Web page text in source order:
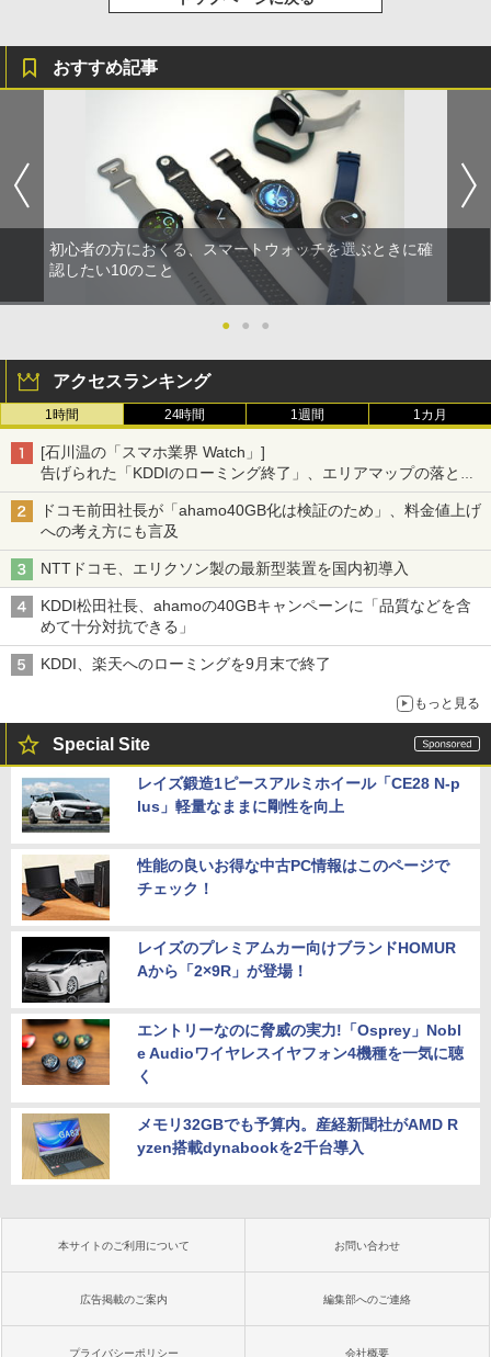
おすすめ記事
初心者の方におくる、スマートウォッチを選ぶときに確
認したい10のこと
● ● ●
アクセスランキング
1時間 24時間 1週間 1カ月
[石川温の「スマホ業界 Watch」]
告げられた「KDDIのローミング終了」、エリアマップの落とし
穴と楽天モバイルの課題
ドコモ前田社長が「ahamo40GB化は検証のため」、料金値上げ
への考え方にも言及
NTTドコモ、エリクソン製の最新型装置を国内初導入
KDDI松田社長、ahamoの40GBキャンペーンに「品質などを含
めて十分対抗できる」
KDDI、楽天へのローミングを9月末で終了
もっと見る
Special Site
レイズ鍛造1ピースアルミホイール「CE28 N-p
lus」軽量なままに剛性を向上
性能の良いお得な中古PC情報はこのページで
チェック！
レイズのプレミアムカー向けブランドHOMUR
Aから「2×9R」が登場！
エントリーなのに脅威の実力!「Osprey」Nobl
e Audioワイヤレスイヤフォン4機種を一気に聴
く
メモリ32GBでも予算内。産経新聞社がAMD R
yzen搭載dynabookを2千台導入
本サイトのご利用について お問い合わせ
広告掲載のご案内 編集部へのご連絡
プライバシーポリシー 会社概要